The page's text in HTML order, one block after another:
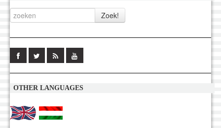
OTHER LANGUAGES